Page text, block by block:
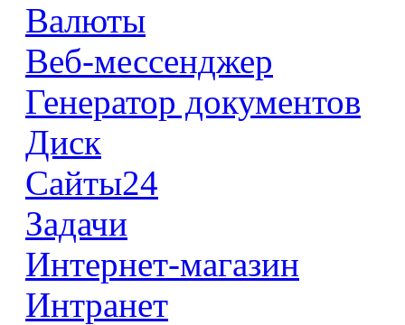
Валюты
Веб-мессенджер
Генератор документов
Диск
Сайты24
Задачи
Интернет-магазин
Интранет